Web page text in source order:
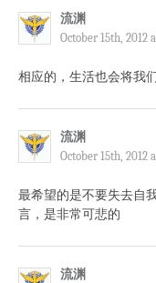
流渊
October 15th, 2012
相应的，生活也会将我
流渊
October 15th, 2012
最希望的是不要失去自
言，是非常可悲的
流渊